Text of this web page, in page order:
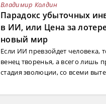
Владимир Колдин
Парадокс убыточных
в ИИ, или Цена за
новый мир
Если ИИ превзойдет человека,
венец творенья, а всего лишь
стадия эволюции, со всеми